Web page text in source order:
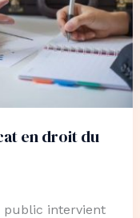
en droit du
public intervient